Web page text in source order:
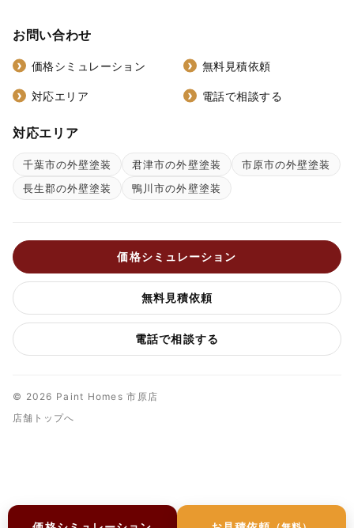
お問い合わせ
価格シミュレーション 無料見積依頼
対応エリア 電話で相談する
対応エリア
千葉市の外壁塗装 君津市の外壁塗装
市原市の外壁塗装
長生郡の外壁塗装
鴨川市の外壁塗装
価格シミュレーション
無料見積依頼
電話で相談する
© 2026 Paint Homes 市原店
店舗トップへ